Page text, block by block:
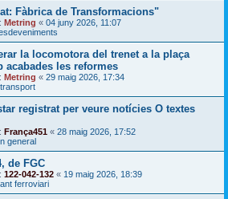
Fàbrica de Transformacions"
Metring « 04 juny 2026, 11:07
la locomotora del trenet a la plaça
acabades les reformes
Metring « 29 maig 2026, 17:34
registrat per veure notícies O textes
França451 « 28 maig 2026, 17:52
general
de FGC
122-042-132 « 19 maig 2026, 18:39
ferroviari